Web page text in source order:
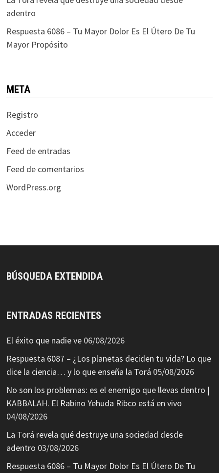
adentro
Respuesta 6086 – Tu Mayor Dolor Es El Útero De Tu
Mayor Propósito
META
Registro
Acceder
Feed de entradas
Feed de comentarios
WordPress.org
BÚSQUEDA EXTENDIDA
ENTRADAS RECIENTES
El éxito que nadie ve 06/08/2026
Respuesta 6087 – ¿Los planetas deciden tu vida? Lo que
dice la ciencia… y lo que enseña la Torá 05/08/2026
No son los problemas: es el enemigo que llevas dentro |
KABBALAH. El Rabino Yehuda Ribco está en vivo
04/08/2026
La Torá revela qué destruye una sociedad desde
adentro 03/08/2026
Respuesta 6086 – Tu Mayor Dolor Es El Útero De Tu